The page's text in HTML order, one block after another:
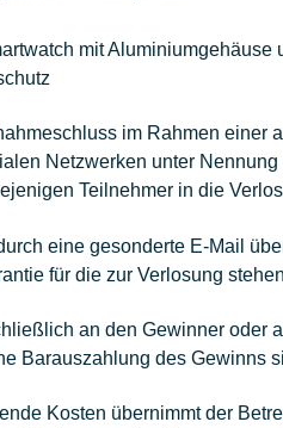
mit
im Rahmen
Netzwerken unter
Teilnehmer in die
eine gesonderte E-Mail
für die zur Verlosung
an den Gewinner oder
Barauszahlung des Gewinns
Kosten übernimmt der